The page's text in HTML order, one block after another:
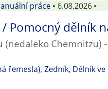
práce▪ 6.08.2026▪
Pomocný dělník
(nedaleko Chemnitzu)
řemesla), Zedník, Dělník